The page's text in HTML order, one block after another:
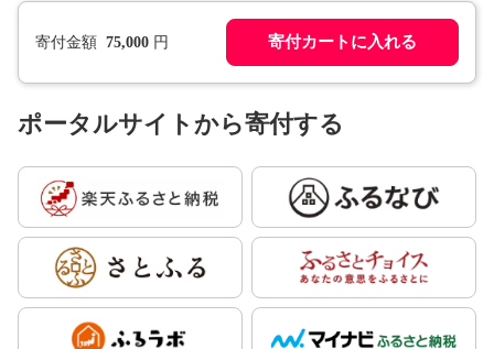
寄付金額 75,000 円 寄付カートに入れる
ポータルサイトから寄付する